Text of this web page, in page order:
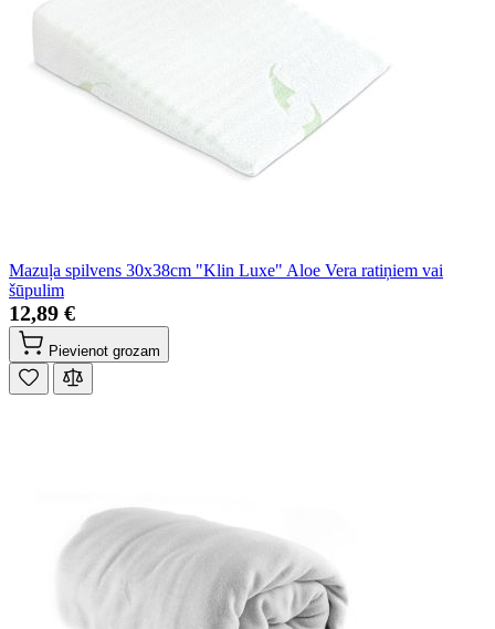
Mazuļa spilvens 30x38cm "Klin Luxe" Aloe Vera ratiņiem vai
šūpulim
12,89 €
Pievienot grozam